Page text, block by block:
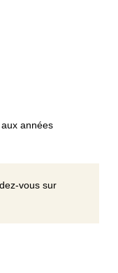
années
vous sur